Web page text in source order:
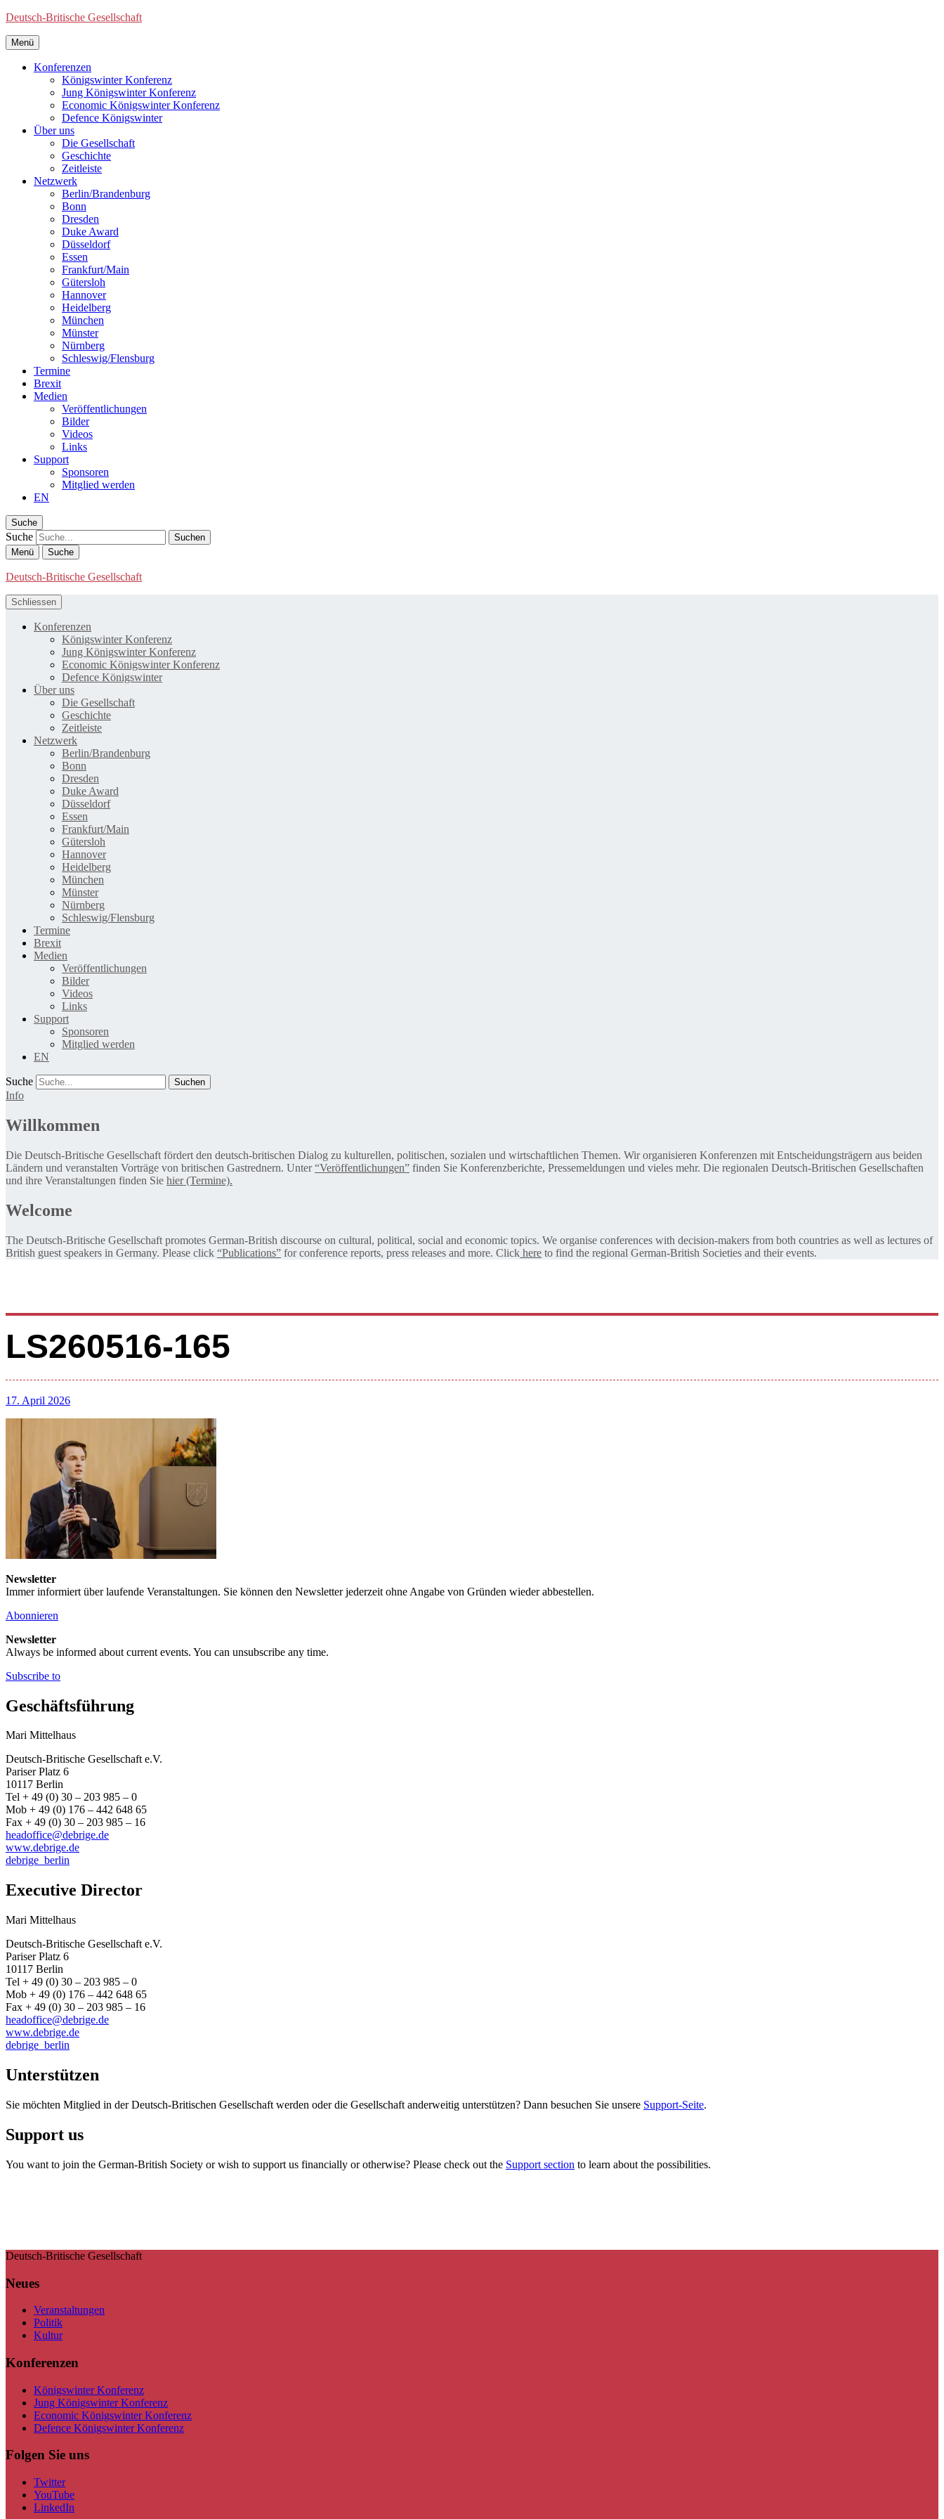
Deutsch-Britische Gesellschaft
Menü
Konferenzen
Königswinter Konferenz
Jung Königswinter Konferenz
Economic Königswinter Konferenz
Defence Königswinter
Über uns
Die Gesellschaft
Geschichte
Zeitleiste
Netzwerk
Berlin/Brandenburg
Bonn
Dresden
Duke Award
Düsseldorf
Essen
Frankfurt/Main
Gütersloh
Hannover
Heidelberg
München
Münster
Nürnberg
Schleswig/Flensburg
Termine
Brexit
Medien
Veröffentlichungen
Bilder
Videos
Links
Support
Sponsoren
Mitglied werden
EN
Suche
Suche
Menü Suche
Deutsch-Britische Gesellschaft
Schliessen
Konferenzen
Königswinter Konferenz
Jung Königswinter Konferenz
Economic Königswinter Konferenz
Defence Königswinter
Über uns
Die Gesellschaft
Geschichte
Zeitleiste
Netzwerk
Berlin/Brandenburg
Bonn
Dresden
Duke Award
Düsseldorf
Essen
Frankfurt/Main
Gütersloh
Hannover
Heidelberg
München
Münster
Nürnberg
Schleswig/Flensburg
Termine
Brexit
Medien
Veröffentlichungen
Bilder
Videos
Links
Support
Sponsoren
Mitglied werden
EN
Suche
Info
Willkommen
Die Deutsch-Britische Gesellschaft fördert den deutsch-britischen Dialog zu kulturellen, politischen, sozialen und wirtschaftlichen Themen. Wir organisieren Konferenzen mit Entscheidungsträgern aus beiden
Ländern und veranstalten Vorträge von britischen Gastrednern. Unter“Veröffentlichungen” finden Sie Konferenzberichte, Pressemeldungen und vieles mehr. Die regionalen Deutsch-Britischen Gesellschaften
und ihre Veranstaltungen finden Sie hier (Termine).
Welcome
The Deutsch-Britische Gesellschaft promotes German-British discourse on cultural, political, social and economic topics. We organise conferences with decision-makers from both countries as well as lectures of
British guest speakers in Germany. Please click “Publications” for conference reports, press releases and more. Click here to find the regional German-British Societies and their events.
LS260516-165
17. April 2026
Newsletter
Immer informiert über laufende Veranstaltungen. Sie können den Newsletter jederzeit ohne Angabe von Gründen wieder abbestellen.
Abonnieren
Newsletter
Always be informed about current events. You can unsubscribe any time.
Subscribe to
Geschäftsführung
Mari Mittelhaus
Deutsch-Britische Gesellschaft e.V.
Pariser Platz 6
10117 Berlin
Tel + 49 (0) 30 – 203 985 – 0
Mob + 49 (0) 176 – 442 648 65
Fax + 49 (0) 30 – 203 985 – 16
headoffice@debrige.de
www.debrige.de
debrige_berlin
Executive Director
Mari Mittelhaus
Deutsch-Britische Gesellschaft e.V.
Pariser Platz 6
10117 Berlin
Tel + 49 (0) 30 – 203 985 – 0
Mob + 49 (0) 176 – 442 648 65
Fax + 49 (0) 30 – 203 985 – 16
headoffice@debrige.de
www.debrige.de
debrige_berlin
Unterstützen
Sie möchten Mitglied in der Deutsch-Britischen Gesellschaft werden oder die Gesellschaft anderweitig unterstützen? Dann besuchen Sie unsere Support-Seite.
Support us
You want to join the German-British Society or wish to support us financially or otherwise? Please check out the Support section to learn about the possibilities.
Deutsch-Britische Gesellschaft
Neues
Veranstaltungen
Politik
Kultur
Konferenzen
Königswinter Konferenz
Jung Königswinter Konferenz
Economic Königswinter Konferenz
Defence Königswinter Konferenz
Folgen Sie uns
Twitter
YouTube
LinkedIn